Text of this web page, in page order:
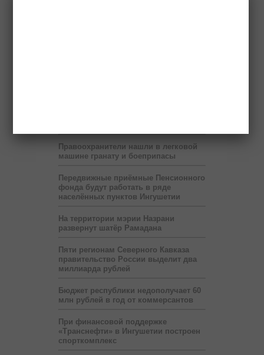
Правоохранители нашли в легковой
машине гранату и боеприпасы
Передвижные приёмные Пенсионного
фонда будут работать в ряде
населённых пунктов Ингушетии
На территории мэрии Назрани
развернут шатёр Рамадана
Пяти регионам Северного Кавказа
правительство России выделит два
миллиарда рублей
Бюджет республики недополучает 60
млн рублей в год от коммерсантов
При финансовой поддержке
«Транснефти» в Ингушетии построен
спорткомплекс